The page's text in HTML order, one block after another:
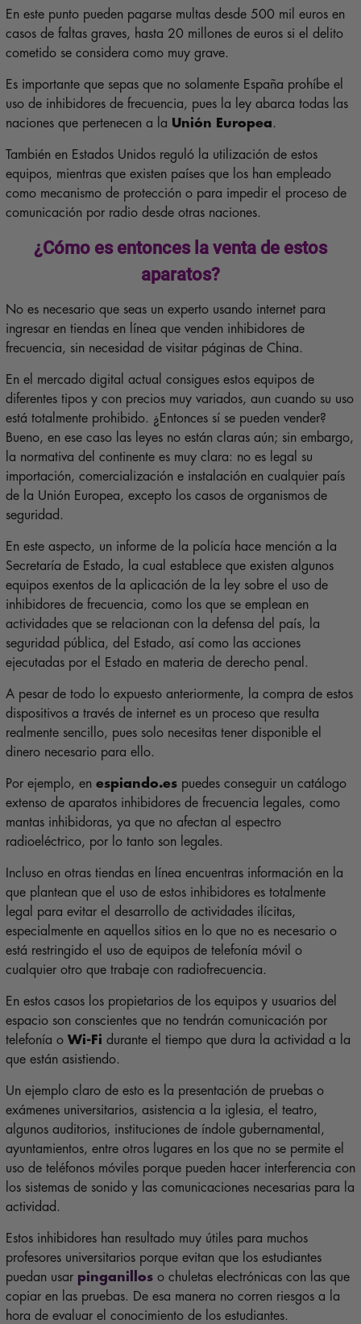
En este punto pueden pagarse multas desde 500 mil euros en
casos de faltas graves, hasta 20 millones de euros si el delito
cometido se considera como muy grave.
Es importante que sepas que no solamente España prohíbe el
uso de inhibidores de frecuencia, pues la ley abarca todas las
naciones que pertenecen a la Unión Europea.
También en Estados Unidos reguló la utilización de estos
equipos, mientras que existen países que los han empleado
como mecanismo de protección o para impedir el proceso de
comunicación por radio desde otras naciones.
¿Cómo es entonces la venta de estos
aparatos?
No es necesario que seas un experto usando internet para
ingresar en tiendas en línea que venden inhibidores de
frecuencia, sin necesidad de visitar páginas de China.
En el mercado digital actual consigues estos equipos de
diferentes tipos y con precios muy variados, aun cuando su uso
está totalmente prohibido. ¿Entonces sí se pueden vender?
Bueno, en ese caso las leyes no están claras aún; sin embargo,
la normativa del continente es muy clara: no es legal su
importación, comercialización e instalación en cualquier país
de la Unión Europea, excepto los casos de organismos de
seguridad.
En este aspecto, un informe de la policía hace mención a la
Secretaría de Estado, la cual establece que existen algunos
equipos exentos de la aplicación de la ley sobre el uso de
inhibidores de frecuencia, como los que se emplean en
actividades que se relacionan con la defensa del país, la
seguridad pública, del Estado, así como las acciones
ejecutadas por el Estado en materia de derecho penal.
A pesar de todo lo expuesto anteriormente, la compra de estos
dispositivos a través de internet es un proceso que resulta
realmente sencillo, pues solo necesitas tener disponible el
dinero necesario para ello.
Por ejemplo, en espiando.espuedes conseguir un catálogo
extenso de aparatos inhibidores de frecuencia legales, como
mantas inhibidoras, ya que no afectan al espectro
radioeléctrico, por lo tanto son legales.
Incluso en otras tiendas en línea encuentras información en la
que plantean que el uso de estos inhibidores es totalmente
legal para evitar el desarrollo de actividades ilícitas,
especialmente en aquellos sitios en lo que no es necesario o
está restringido el uso de equipos de telefonía móvil o
cualquier otro que trabaje con radiofrecuencia.
En estos casos los propietarios de los equipos y usuarios del
espacio son conscientes que no tendrán comunicación por
telefonía o Wi-Fi durante el tiempo que dura la actividad a la
que están asistiendo.
Un ejemplo claro de esto es la presentación de pruebas o
exámenes universitarios, asistencia a la iglesia, el teatro,
algunos auditorios, instituciones de índole gubernamental,
ayuntamientos, entre otros lugares en los que no se permite el
uso de teléfonos móviles porque pueden hacer interferencia con
los sistemas de sonido y las comunicaciones necesarias para la
actividad.
Estos inhibidores han resultado muy útiles para muchos
profesores universitarios porque evitan que los estudiantes
puedan usar pinganilloso chuletas electrónicas con las que
copiar en las pruebas. De esa manera no corren riesgos a la
hora de evaluar el conocimiento de los estudiantes.